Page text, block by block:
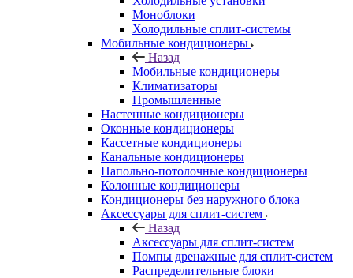
Моноблоки
Холодильные сплит-системы
Мобильные кондиционеры
Назад
Мобильные кондиционеры
Климатизаторы
Промышленные
Настенные кондиционеры
Оконные кондиционеры
Кассетные кондиционеры
Канальные кондиционеры
Напольно-потолочные кондиционеры
Колонные кондиционеры
Кондиционеры без наружного блока
Аксессуары для сплит-систем
Назад
Аксессуары для сплит-систем
Помпы дренажные для сплит-систем
Распределительные блоки